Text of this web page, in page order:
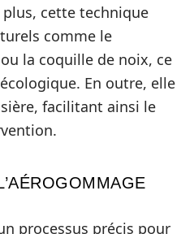
cette technique
comme le
la coquille de noix, ce
En outre, elle
facilitant ainsi le
processus précis pour